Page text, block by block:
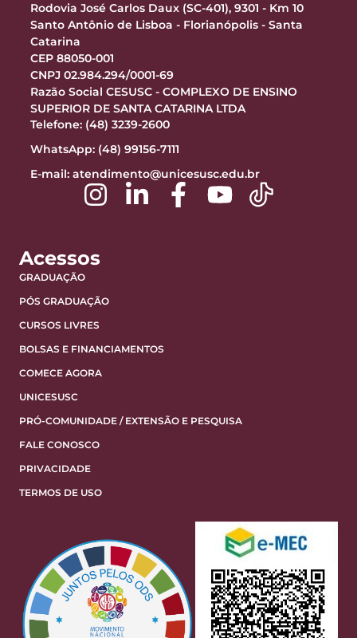
Rodovia José Carlos Daux (SC-401), 9301 - Km 10
Santo Antônio de Lisboa - Florianópolis - Santa
Catarina
CEP 88050-001
CNPJ 02.984.294/0001-69
Razão Social CESUSC - COMPLEXO DE ENSINO
SUPERIOR DE SANTA CATARINA LTDA
Telefone: (48) 3239-2600
WhatsApp: (48) 99156-7111
E-mail: atendimento@unicesusc.edu.br
Acessos
GRADUAÇÃO
PÓS GRADUAÇÃO
CURSOS LIVRES
BOLSAS E FINANCIAMENTOS
COMECE AGORA
UNICESUSC
PRÓ-COMUNIDADE / EXTENSÃO E PESQUISA
FALE CONOSCO
PRIVACIDADE
TERMOS DE USO